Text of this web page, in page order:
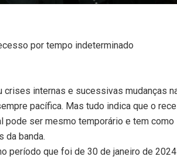
por tempo indeterminado
crises internas e sucessivas mudanças
pacífica. Mas tudo indica que o
pode ser mesmo temporário e tem como
da banda.
período que foi de 30 de janeiro de